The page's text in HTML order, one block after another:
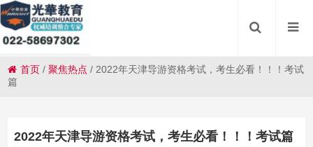
首页 /聚焦热点 / 2022年天津导游资格考试，考生必看！！！考试
篇
2022年天津导游资格考试，考生必看！！！考试篇